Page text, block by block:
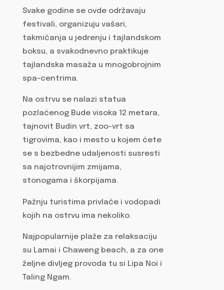
Svake godine se ovde održavaju
festivali, organizuju vašari,
takmičanja u jedrenju i tajlandskom
boksu, a svakodnevno praktikuje
tajlandska masaža u mnogobrojnim
spa-centrima.
Na ostrvu se nalazi statua
pozlaćenog Bude visoka 12 metara,
tajnovit Budin vrt, zoo-vrt sa
tigrovima, kao i mesto u kojem ćete
se s bezbedne udaljenosti susresti
sa najotrovnijim zmijama,
stonogama i škorpijama.
Pažnju turistima privlače i vodopadi
kojih na ostrvu ima nekoliko.
Najpopularnije plaže za relaksaciju
su Lamai i Chaweng beach, a za one
željne divljeg provoda tu si Lipa Noi i
Taling Ngam.